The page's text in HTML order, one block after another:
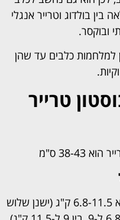
בולדוג וטרייר אנגלי
ובוקסר.
למלחמות כלבים עד שהן
טרייר
43 ס"מ
משקל ממוצע של בוסטון טרייר הוא 6.8-11.5 ק"ג (ישנן שלוש